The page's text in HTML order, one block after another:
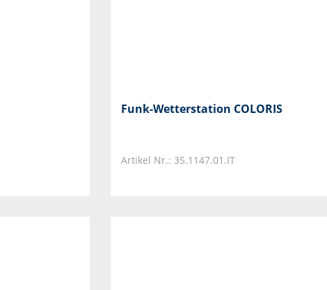
Funk-Wetterstation COLORIS
Artikel Nr.: 35.1147.01.IT